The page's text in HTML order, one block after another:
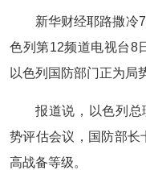
新华财经耶路撒冷
色列第12频道电视台8
以色列国防部门正为局
报道说，以色列
势评估会议，国防部长
高战备等级。